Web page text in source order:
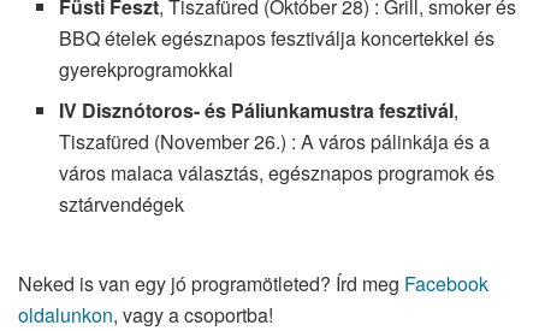
Füsti Feszt, Tiszafüred (Október 28) : Grill, smoker és
BBQ ételek egésznapos fesztiválja koncertekkel és
gyerekprogramokkal
IV Disznótoros- és Páliunkamustra fesztivál,
Tiszafüred (November 26.) : A város pálinkája és a
város malaca választás, egésznapos programok és
sztárvendégek
Neked is van egy jó programötleted? Írd meg Facebook
oldalunkon, vagy a csoportba!